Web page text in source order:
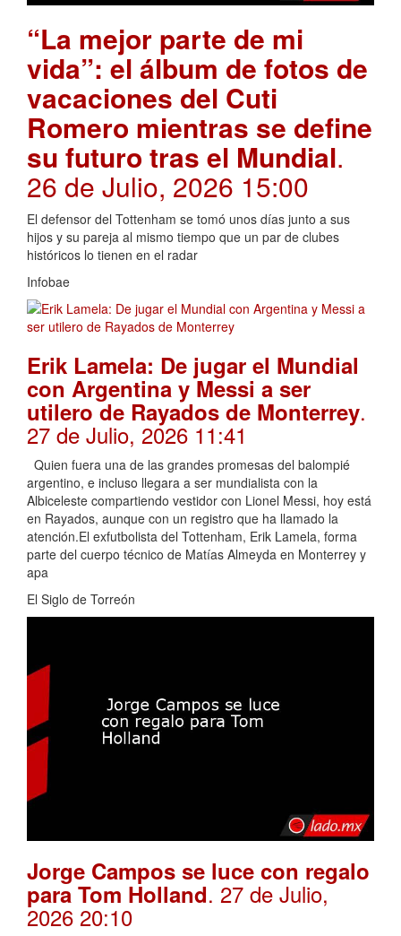
“La mejor parte de mi
vida”: el álbum de fotos de
vacaciones del Cuti
Romero mientras se define
su futuro tras el Mundial.
26 de Julio, 2026 15:00
El defensor del Tottenham se tomó unos días junto a sus
hijos y su pareja al mismo tiempo que un par de clubes
históricos lo tienen en el radar
Infobae
Erik Lamela: De jugar el Mundial
con Argentina y Messi a ser
utilero de Rayados de Monterrey.
27 de Julio, 2026 11:41
Quien fuera una de las grandes promesas del balompié
argentino, e incluso llegara a ser mundialista con la
Albiceleste compartiendo vestidor con Lionel Messi, hoy está
en Rayados, aunque con un registro que ha llamado la
atención.El exfutbolista del Tottenham, Erik Lamela, forma
parte del cuerpo técnico de Matías Almeyda en Monterrey y
apa
El Siglo de Torreón
Jorge Campos se luce con regalo
para Tom Holland. 27 de Julio,
2026 20:10